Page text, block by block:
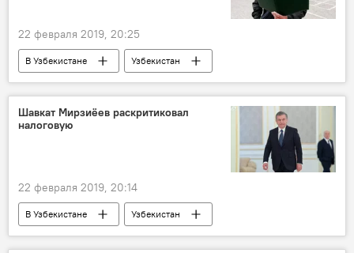
22 февраля 2019, 20:25
В Узбекистане
Узбекистан
Узбекистан
Армия
военные
призывники
призыв в армию
Шавкат Мирзиёев раскритиковал
налоговую
22 февраля 2019, 20:14
В Узбекистане
Узбекистан
Узбекистан
Шавкат Мирзиёев